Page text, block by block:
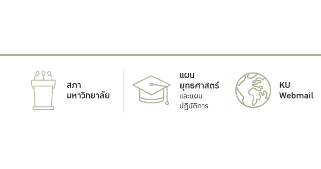
สภา
มหาวิทยาลัย
แผน
ยุทธศาสตร์
และแผน
ปฏิบัติการ
KU
Webmail